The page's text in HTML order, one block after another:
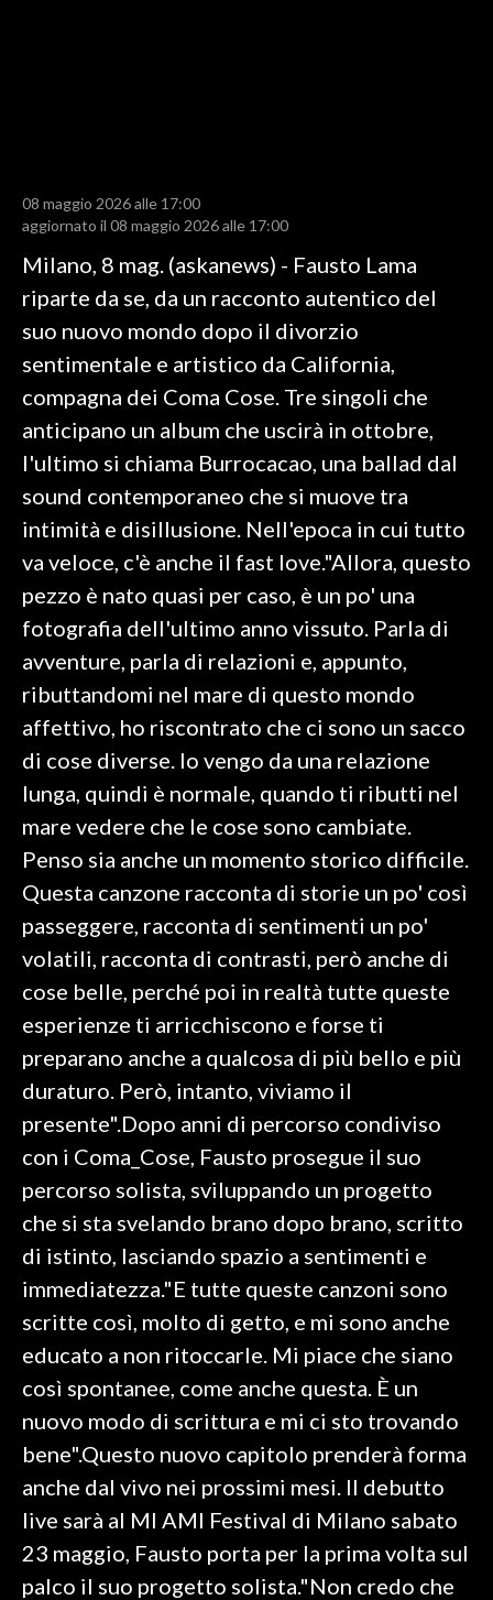
RISULTATI E CLASSIFICHE
CALCIO REGIONALE
BASKET
VOLLEY
MOTORI
TENNIS
ALTRI SPORT
CULTURA
GOSSIP
SARDEGNA TURISMO
SARDI NEL MONDO
NOTIZIE
EVENTI
3 MINUTI CON
INSULARITÀ
INFO AZIENDE
ABBONATI
NECROLOGI
SPIAGGE
08 maggio 2026 alle 17:00
aggiornato il 08 maggio 2026 alle 17:00
Milano, 8 mag. (askanews) - Fausto Lama
riparte da se, da un racconto autentico del
suo nuovo mondo dopo il divorzio
sentimentale e artistico da California,
compagna dei Coma Cose. Tre singoli che
anticipano un album che uscirà in ottobre,
l'ultimo si chiama Burrocacao, una ballad dal
sound contemporaneo che si muove tra
intimità e disillusione. Nell'epoca in cui tutto
va veloce, c'è anche il fast love."Allora, questo
pezzo è nato quasi per caso, è un po' una
fotografia dell'ultimo anno vissuto. Parla di
avventure, parla di relazioni e, appunto,
ributtandomi nel mare di questo mondo
affettivo, ho riscontrato che ci sono un sacco
di cose diverse. Io vengo da una relazione
lunga, quindi è normale, quando ti ributti nel
mare vedere che le cose sono cambiate.
Penso sia anche un momento storico difficile.
Questa canzone racconta di storie un po' così
passeggere, racconta di sentimenti un po'
volatili, racconta di contrasti, però anche di
cose belle, perché poi in realtà tutte queste
esperienze ti arricchiscono e forse ti
preparano anche a qualcosa di più bello e più
duraturo. Però, intanto, viviamo il
presente".Dopo anni di percorso condiviso
con i Coma_Cose, Fausto prosegue il suo
percorso solista, sviluppando un progetto
che si sta svelando brano dopo brano, scritto
di istinto, lasciando spazio a sentimenti e
immediatezza."E tutte queste canzoni sono
scritte così, molto di getto, e mi sono anche
educato a non ritoccarle. Mi piace che siano
così spontanee, come anche questa. È un
nuovo modo di scrittura e mi ci sto trovando
bene".Questo nuovo capitolo prenderà forma
anche dal vivo nei prossimi mesi. Il debutto
live sarà al MI AMI Festival di Milano sabato
23 maggio, Fausto porta per la prima volta sul
palco il suo progetto solista."Non credo che